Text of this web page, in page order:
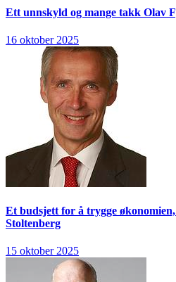
Ett unnskyld og mange takk Olav
16 oktober 2025
Et budsjett for å trygge
Stoltenberg
15 oktober 2025